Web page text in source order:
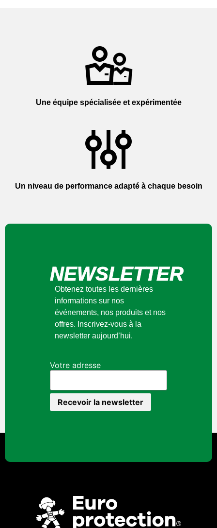
Une équipe spécialisée et expérimentée
Un niveau de performance adapté à chaque besoin
NEWSLETTER
Obtenez toutes les dernières
informations sur nos
événements, nos produits et nos
offres. Inscrivez-vous à la
newsletter aujourd’hui.
Votre adresse